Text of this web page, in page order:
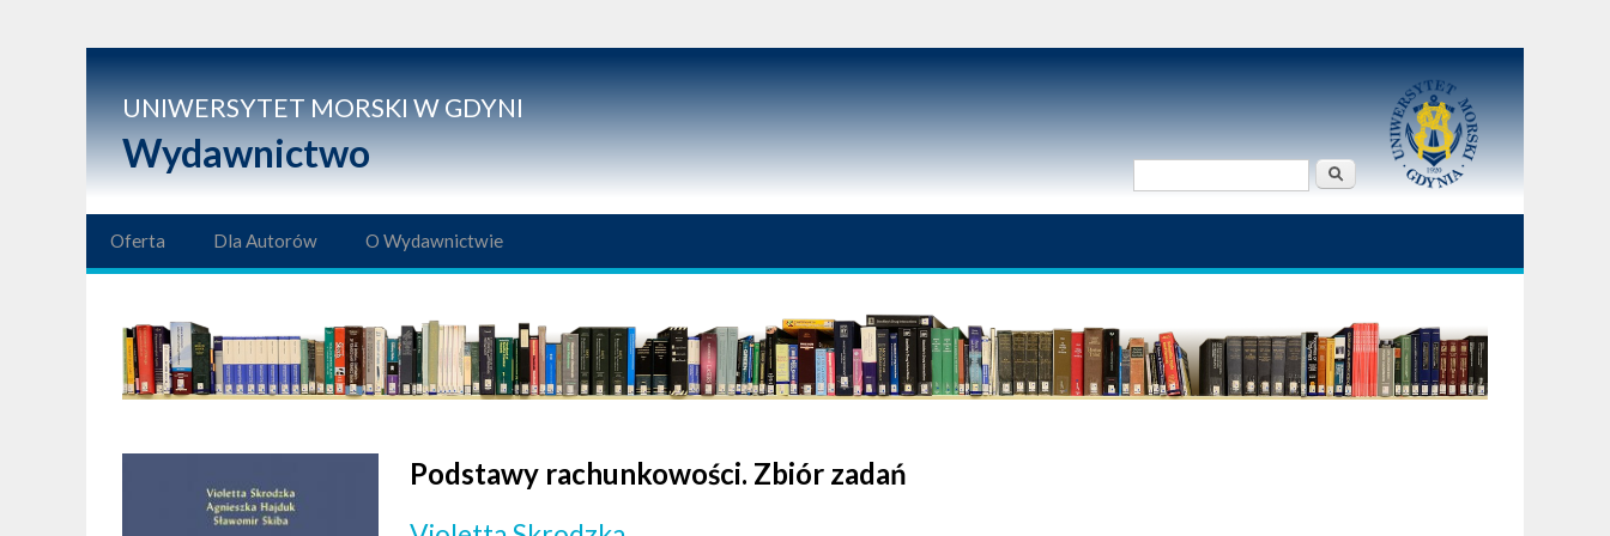
UNIWERSYTET MORSKI W GDYNI
Wydawnictwo
wyszukiwania
Szukaj
Oferta Dla Autorów O Wydawnictwie
Podstawy rachunkowości. Zbiór zadań